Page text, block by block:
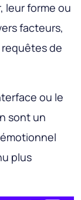
leur forme ou
facteurs,
requêtes de
ou le
sont un
plus